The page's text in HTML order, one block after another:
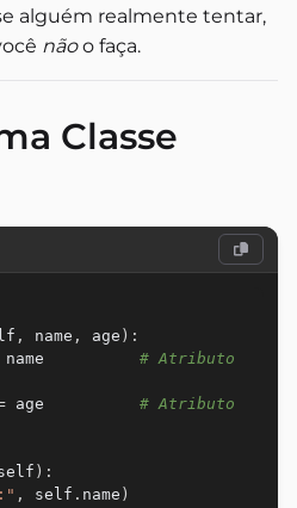
alguém realmente tentar,
nãoo faça.
Classe
, name , age ) :
name # Atributo
age # Atributo
) :
, self . name )